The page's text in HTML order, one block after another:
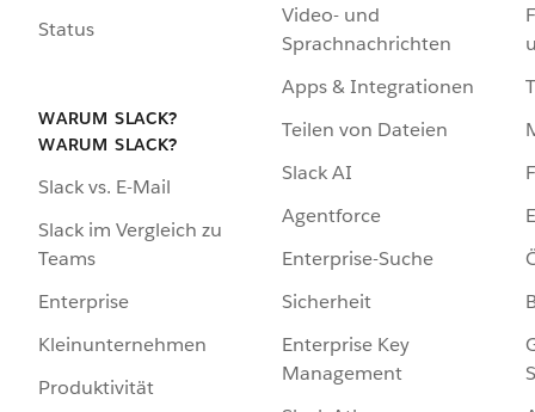
Status
WARUM SLACK?
WARUM SLACK?
Slack vs. E-Mail
Slack im Vergleich zu
Teams
Enterprise
Kleinunternehmen
Produktivität
Video- und
Sprachnachrichten
Apps & Integrationen
Teilen von Dateien
Slack AI
Agentforce
Enterprise-Suche
Sicherheit
Enterprise Key
Management